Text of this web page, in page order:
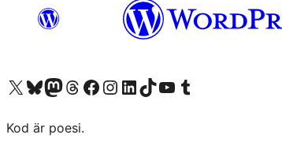
Besök vår X-konto (f.d. Twitter)
Besök vårt Bluesky-konto
Besök vårt Mastodon-konto
Besök vårt Thread-konto
Besök vår Facebook-sidaBesök vårt Instagram-konto
Besök vårt LinkedIn-konto
Besök vårt TikTok-konto
Besök vår YouTube-kanalBesök vårt Tumblr-konto
Kod är poesi.